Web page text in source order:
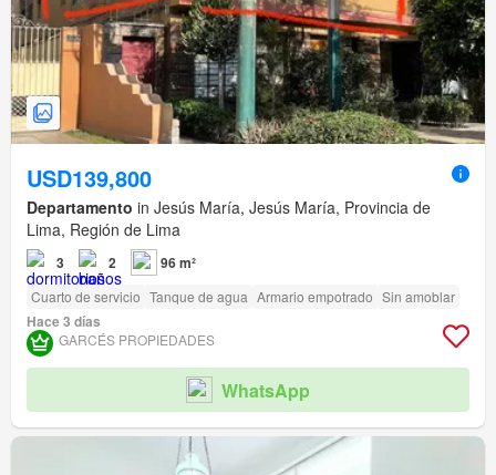
USD139,800
Departamento in Jesús María, Jesús María, Provincia de
Lima, Región de Lima
3 2 96 m²
Cuarto de servicio Tanque de agua Armario empotrado Sin amoblar
Hace 3 días
GARCÉS PROPIEDADES
WhatsApp